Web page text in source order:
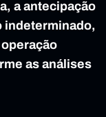
a antecipação
indeterminado,
as análises